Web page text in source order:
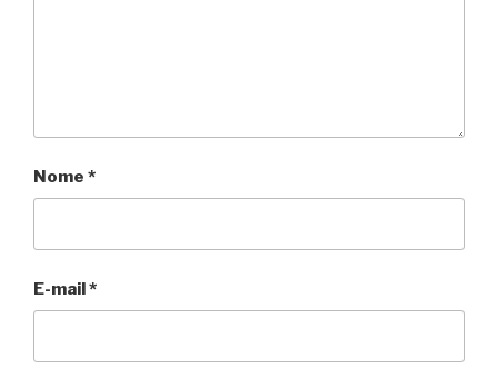
Nome *
E-mail*